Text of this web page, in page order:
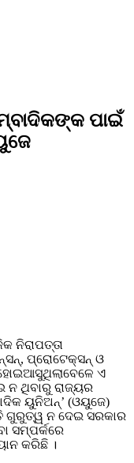
ପାଇଁ
ନିରାପତ୍ତା
ପ୍ରୋଟେକ୍ସନ୍ ଓ
ଏ
ଥିବାରୁ ରାଜ୍ୟର
ୟୁନିଅନ୍’ (ଓୟୁଜେ)
ଗୁରୁତ୍ୱ ନ ଦେଇ ସରକାର
ସମ୍ପର୍କରେ
କରିଛି ।